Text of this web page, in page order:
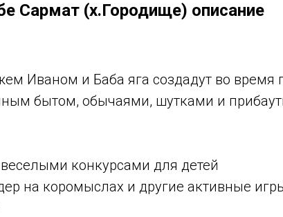
Сармат (х.Городище) описание
Иваном и Баба яга создадут во
бытом, обычаями, шутками и
конкурсами для детей
на коромыслах и другие активные